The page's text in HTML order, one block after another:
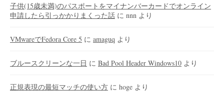
子供(15歳未満)のパスポートをマイナンバーカードでオンライン
申請したら引っかかりまくった話 に nnn より
VMwareでFedora Core 5 に amaguq より
ブルースクリーンな一日 に Bad Pool Header Windows10 より
正規表現の最短マッチの使い方 に hoge より